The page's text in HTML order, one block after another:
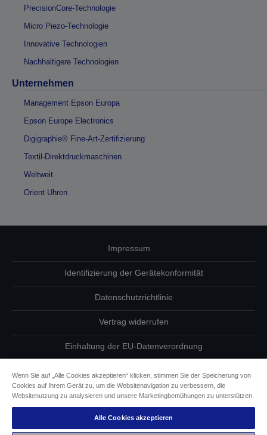
PrecisionCore-Technologie
Micro Piezo-Technologie
Innovative Technologien
Nachhaltigere Technologien
Unternehmen
Management Epson Europa
Epson Europe Electronics
Digigraphie® Fine-Art-Zertifizierung
Textil-Direktdruckmaschinen
Weltweit
Orient Uhren
Impressum
Identifizierung der Gerätekonformität
Datenschutzrichtlinie
Vertrag widerrufen
Einhaltung der EU-Datenverordnung
Informationen zu Cookies
Epson Engagement für Barrierefreiheit
Wenn Sie auf „Alle Cookies akzeptieren“ klicken, stimmen Sie der Speicherung von
Cookies auf Ihrem Gerät zu, um die Websitenavigation zu verbessern, die
Websitenutzung zu analysieren und unsere Marketingbemühungen zu unterstützen.
Alle Cookies akzeptieren